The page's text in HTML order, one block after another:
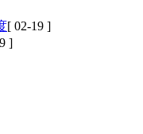
[ 02-19 ]
]